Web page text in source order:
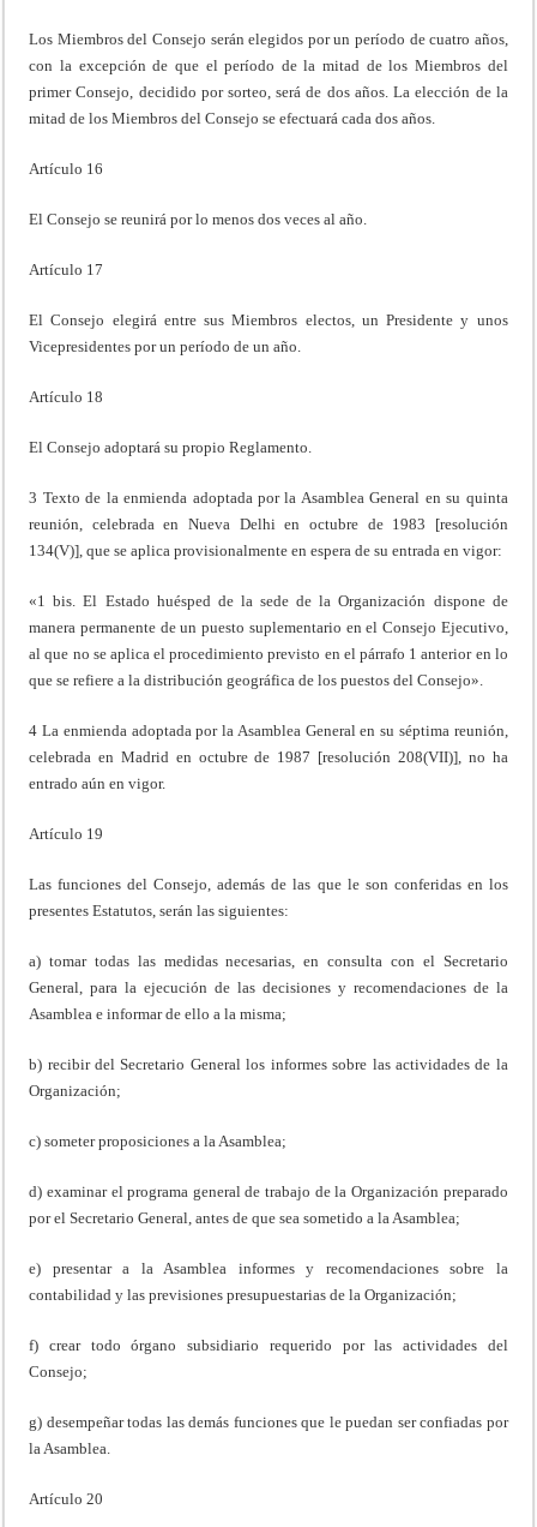
Los Miembros del Consejo serán elegidos por un período de cuatro años,
con la excepción de que el período de la mitad de los Miembros del
primer Consejo, decidido por sorteo, será de dos años. La elección de la
mitad de los Miembros del Consejo se efectuará cada dos años.
Artículo 16
El Consejo se reunirá por lo menos dos veces al año.
Artículo 17
El Consejo elegirá entre sus Miembros electos, un Presidente y unos
Vicepresidentes por un período de un año.
Artículo 18
El Consejo adoptará su propio Reglamento.
3 Texto de la enmienda adoptada por la Asamblea General en su quinta
reunión, celebrada en Nueva Delhi en octubre de 1983 [resolución
134(V)], que se aplica provisionalmente en espera de su entrada en vigor:
«1 bis. El Estado huésped de la sede de la Organización dispone de
manera permanente de un puesto suplementario en el Consejo Ejecutivo,
al que no se aplica el procedimiento previsto en el párrafo 1 anterior en lo
que se refiere a la distribución geográfica de los puestos del Consejo».
4 La enmienda adoptada por la Asamblea General en su séptima reunión,
celebrada en Madrid en octubre de 1987 [resolución 208(VII)], no ha
entrado aún en vigor.
Artículo 19
Las funciones del Consejo, además de las que le son conferidas en los
presentes Estatutos, serán las siguientes:
a) tomar todas las medidas necesarias, en consulta con el Secretario
General, para la ejecución de las decisiones y recomendaciones de la
Asamblea e informar de ello a la misma;
b) recibir del Secretario General los informes sobre las actividades de la
Organización;
c) someter proposiciones a la Asamblea;
d) examinar el programa general de trabajo de la Organización preparado
por el Secretario General, antes de que sea sometido a la Asamblea;
e) presentar a la Asamblea informes y recomendaciones sobre la
contabilidad y las previsiones presupuestarias de la Organización;
f) crear todo órgano subsidiario requerido por las actividades del
Consejo;
g) desempeñar todas las demás funciones que le puedan ser confiadas por
la Asamblea.
Artículo 20